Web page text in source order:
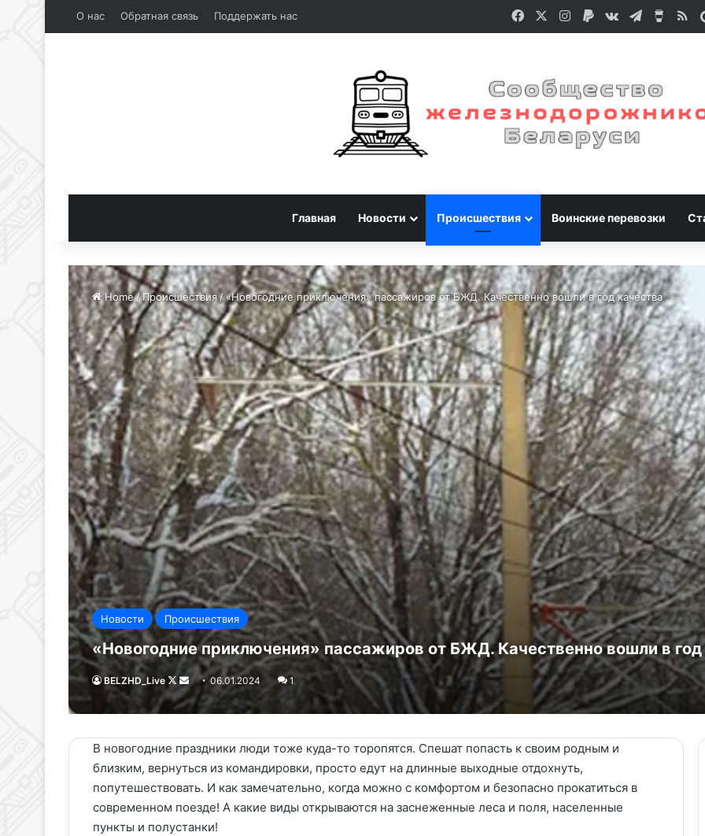
О нас Обратная связь Поддержать нас FacebookInstagram
Paypalvk.com
Telegram
Buy
Главная Новости Происшествия Воинские перевозки
Home/Происшествия/ «Новогодние приключения» пассажиров от БЖД. Качественно вошли в год качества
Новости Происшествия
«Новогодние приключения» пассажиров от БЖД. Качественно вошли в год
BELZHD_Live
Follow
on
Send
an
06.01.2024 1
В новогодние праздники люди тоже куда-то торопятся. Спешат попасть к своим родным и
близким, вернуться из командировки, просто едут на длинные выходные отдохнуть,
попутешествовать. И как замечательно, когда можно с комфортом и безопасно прокатиться в
современном поезде! А какие виды открываются на заснеженные леса и поля, населенные
пункты и полустанки!